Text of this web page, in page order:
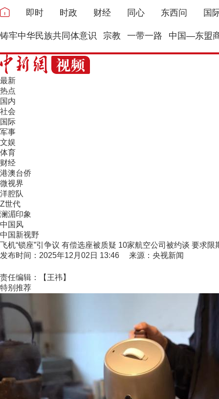
即时 时政 财经 同心 东西问 国
铸牢中华民族共同体意识 宗教 一带一路 中国—东盟
最新
热点
国内
社会
国际
军事
文娱
体育
财经
港澳台侨
微视界
洋腔队
Z世代
澜湄印象
中国风
中国新视野
飞机“锁座”引争议 有偿选座被质疑 10家航空公司被约谈 要求限
发布时间：2025年12月02日 13:46 来源：央视新闻
责任编辑：【王祎】
特别推荐